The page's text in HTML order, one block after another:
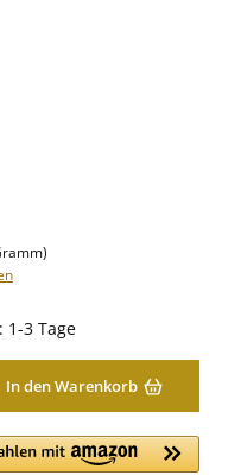
3 Tage
In den Warenkorb